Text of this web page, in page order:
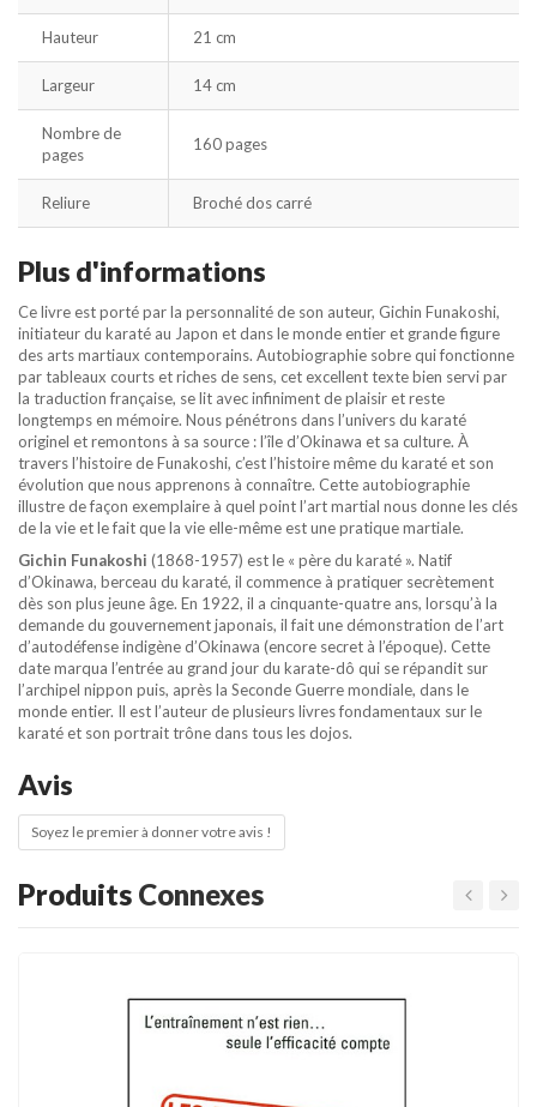
Hauteur 21 cm
Largeur 14 cm
Nombre de
pages
160 pages
Reliure Broché dos carré
Plus d'informations
Ce livre est porté par la personnalité de son auteur, Gichin Funakoshi,
initiateur du karaté au Japon et dans le monde entier et grande figure
des arts martiaux contemporains. Autobiographie sobre qui fonctionne
par tableaux courts et riches de sens, cet excellent texte bien servi par
la traduction française, se lit avec infiniment de plaisir et reste
longtemps en mémoire. Nous pénétrons dans l’univers du karaté
originel et remontons à sa source : l’île d’Okinawa et sa culture. À
travers l’histoire de Funakoshi, c’est l’histoire même du karaté et son
évolution que nous apprenons à connaître. Cette autobiographie
illustre de façon exemplaire à quel point l’art martial nous donne les clés
de la vie et le fait que la vie elle-même est une pratique martiale.
Gichin Funakoshi (1868-1957) est le « père du karaté ». Natif
d’Okinawa, berceau du karaté, il commence à pratiquer secrètement
dès son plus jeune âge. En 1922, il a cinquante-quatre ans, lorsqu’à la
demande du gouvernement japonais, il fait une démonstration de l’art
d’autodéfense indigène d’Okinawa (encore secret à l’époque). Cette
date marqua l’entrée au grand jour du karate-dô qui se répandit sur
l’archipel nippon puis, après la Seconde Guerre mondiale, dans le
monde entier. Il est l’auteur de plusieurs livres fondamentaux sur le
karaté et son portrait trône dans tous les dojos.
Avis
Soyez le premier à donner votre avis !
Produits Connexes